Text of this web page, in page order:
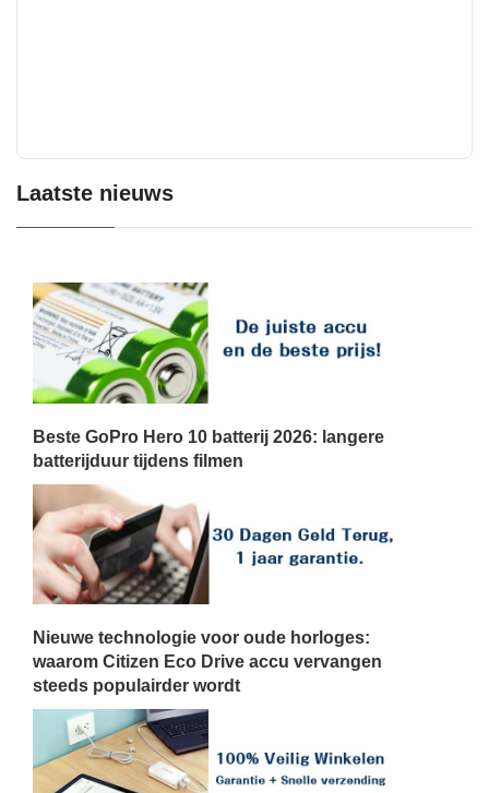
Laatste nieuws
Beste GoPro Hero 10 batterij 2026: langere
batterijduur tijdens filmen
Nieuwe technologie voor oude horloges:
waarom Citizen Eco Drive accu vervangen
steeds populairder wordt